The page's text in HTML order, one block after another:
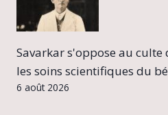
Savarkar s'oppose au culte
les soins scientifiques du
6 août 2026